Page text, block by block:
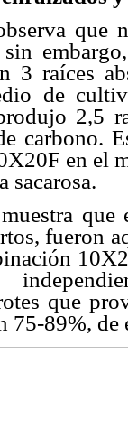
que
sin
3 raíces
de
2,5
carbono.
en el
sacarosa.
que
fueron
que
75-89%,